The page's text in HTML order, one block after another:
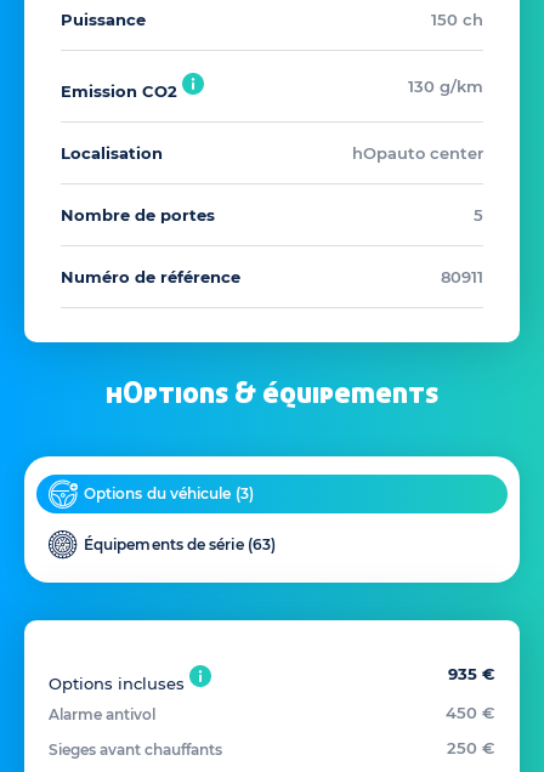
Puissance 150 ch
Emission CO2 130 g/km
Localisation hOpauto center
Nombre de portes 5
Numéro de référence 80911
hOptions & équipements
Options du véhicule (3)
Équipements de série (63)
Options incluses 935 €
Alarme antivol 450 €
Sieges avant chauffants 250 €